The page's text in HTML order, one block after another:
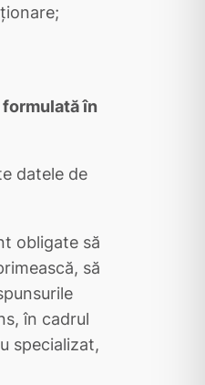
în
datele de
obligate să
să
în cadrul
specializat,